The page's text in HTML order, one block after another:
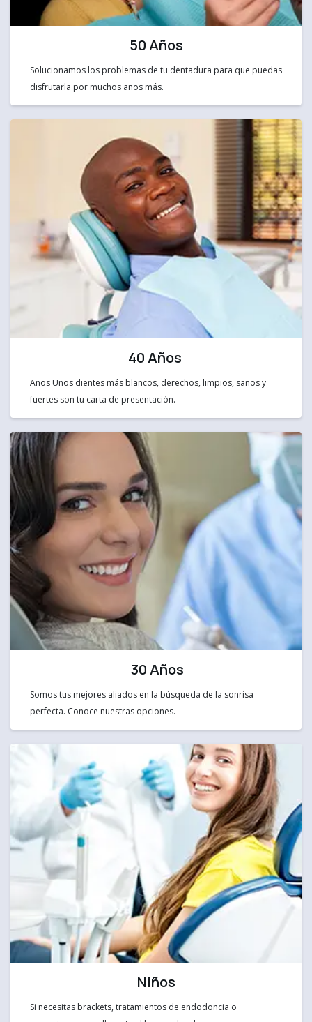
50 Años
Solucionamos los problemas de tu dentadura para que puedas
disfrutarla por muchos años más.
40 Años
Años Unos dientes más blancos, derechos, limpios, sanos y
fuertes son tu carta de presentación.
30 Años
Somos tus mejores aliados en la búsqueda de la sonrisa
perfecta. Conoce nuestras opciones.
Niños
Si necesitas brackets, tratamientos de endodoncia o